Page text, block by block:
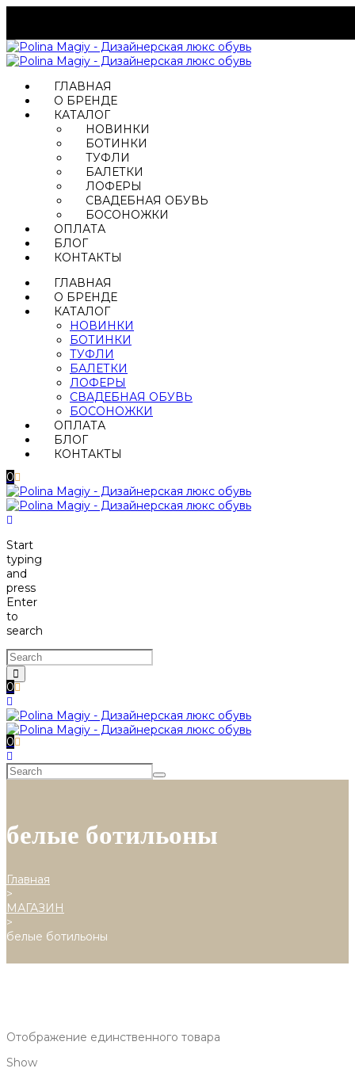
ГЛАВНАЯ
О БРЕНДЕ
КАТАЛОГ
НОВИНКИ
БОТИНКИ
ТУФЛИ
БАЛЕТКИ
ЛОФЕРЫ
СВАДЕБНАЯ ОБУВЬ
БОСОНОЖКИ
ОПЛАТА
БЛОГ
КОНТАКТЫ
ГЛАВНАЯ
О БРЕНДЕ
КАТАЛОГ
НОВИНКИ
БОТИНКИ
ТУФЛИ
БАЛЕТКИ
ЛОФЕРЫ
СВАДЕБНАЯ ОБУВЬ
БОСОНОЖКИ
ОПЛАТА
БЛОГ
КОНТАКТЫ
0
Start
typing
and
press
Enter
to
search
0
0
белые ботильоны
Главная
>
МАГАЗИН
>
белые ботильоны
Отображение единственного товара
Show